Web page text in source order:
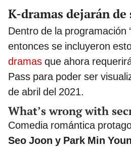
K-dramas dejarán
Dentro de la programación
entonces se incluyeron
dramas que ahora
Pass para poder ser
de abril del 2021.
What’s wrong with
Comedia romántica
Seo Joon y Park Min